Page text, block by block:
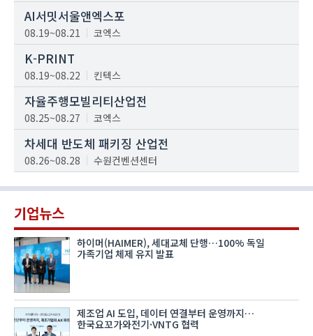
AI서밋서울앤엑스포
08.19~08.21 코엑스
K-PRINT
08.19~08.22 킨텍스
자율주행모빌리티산업전
08.25~08.27 코엑스
차세대 반도체 패키징 산업전
08.26~08.28 수원컨벤션센터
기업뉴스
하이머(HAIMER), 세대교체 단행…100% 독일
가족기업 체제 유지 발표
제조업 AI 도입, 데이터 연결부터 운영까지…
한국요꼬가와전기·VNTG 협력